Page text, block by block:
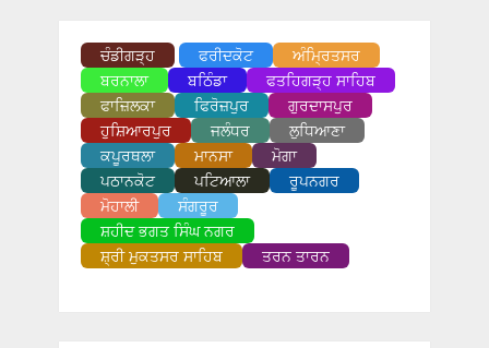
ਚੰਡੀਗੜ੍ਹ ਫਰੀਦਕੋਟ
ਅੰਮ੍ਰਿਤਸਰ
ਬਰਨਾਲਾ
ਬਠਿੰਡਾ
ਫਤਹਿਗੜ੍ਹ ਸਾਹਿਬ
ਫਾਜ਼ਿਲਕਾ
ਫਿਰੋਜ਼ਪੁਰ
ਗੁਰਦਾਸਪੁਰ
ਹੁਸ਼ਿਆਰਪੁਰ
ਜਲੰਧਰ
ਲੁਧਿਆਣਾ
ਕਪੂਰਥਲਾ
ਮਾਨਸਾ
ਮੋਗਾ
ਪਠਾਨਕੋਟ
ਪਟਿਆਲਾ
ਰੂਪਨਗਰ
ਮੋਹਾਲੀ
ਸੰਗਰੂਰ
ਸ਼ਹੀਦ ਭਗਤ ਸਿੰਘ ਨਗਰ
ਸ਼੍ਰੀ ਮੁਕਤਸਰ ਸਾਹਿਬ
ਤਰਨ ਤਾਰਨ